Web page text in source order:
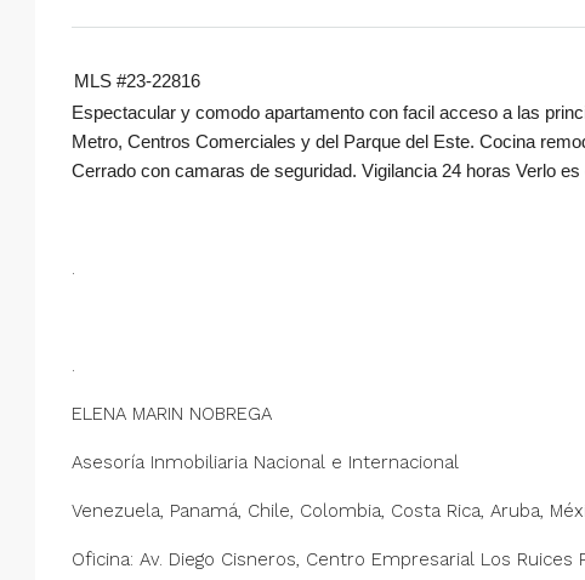
MLS #23-22816
Espectacular y comodo apartamento con facil acceso a las
Metro, Centros Comerciales y del Parque del Este. Cocina
Cerrado con camaras de seguridad. Vigilancia 24 horas Verlo
.
.
ELENA MARIN NOBREGA
Asesoría Inmobiliaria Nacional e Internacional
Venezuela, Panamá, Chile, Colombia, Costa Rica, Aruba,
Oficina: Av. Diego Cisneros, Centro Empresarial Los Ruices